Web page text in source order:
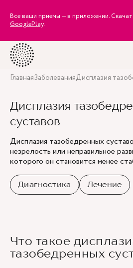
Все ваши приемы — в приложении.
GooglePlay.
ГлавнаяЗаболеванияДисплазия
Дисплазия
суставов
Дисплазия тазобедренных
незрелость или неправильное
которого он становится менее
Диагностика Лечение
Что такое
тазобедренных